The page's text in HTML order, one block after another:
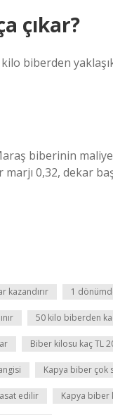
çıkar?
biberden
biberinin
0,32, dekar
kazandırır 1
50 kilo biberden
Biber kilosu kaç TL
Kapya biber çok
edilir Kapya biber